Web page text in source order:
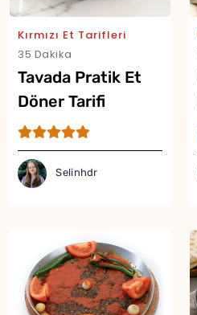
Kırmızı Et Tarifleri
35 Dakika
Tavada Pratik Et
Döner Tarifi
Selinhdr